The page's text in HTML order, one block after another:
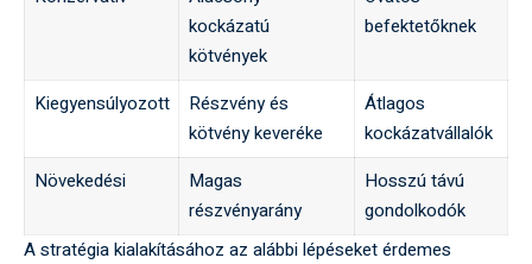
kockázatú
kötvények
befektetőknek
Kiegyensúlyozott
Részvény és
kötvény keveréke
Átlagos
kockázatvállalók
Növekedési
Magas
részvényarány
Hosszú távú
gondolkodók
A stratégia kialakításához az alábbi lépéseket érdemes